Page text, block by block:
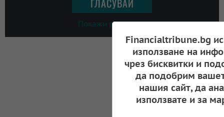
Покажи резултати
Financialtribune.bg
използване на
чрез бисквитки и
да подобрим
нашия сайт, да
използвате и за